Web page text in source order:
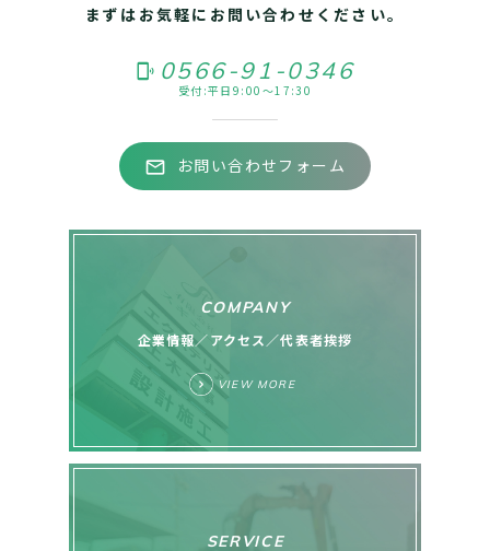
まずはお気軽にお問い合わせください。
phonelink_ring 0566-91-0346
受付:平日9:00～17:30
mail_outline お問い合わせフォーム
COMPANY
企業情報／アクセス／代表者挨拶
VIEW MORE
SERVICE